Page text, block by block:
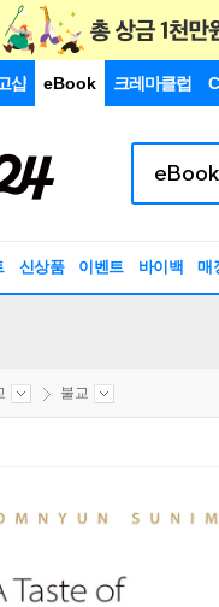
샵 eBook 크레마클럽
신상품 이벤트 바이백 매
불교